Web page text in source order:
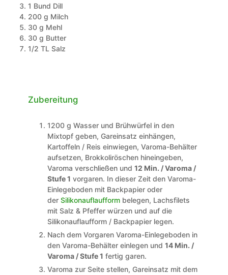
1 Bund Dill
200 g Milch
30 g Mehl
30 g Butter
1/2 TL Salz
Zubereitung
1200 g Wasser und Brühwürfel in den
Mixtopf geben, Gareinsatz einhängen,
Kartoffeln / Reis einwiegen, Varoma-Behälter
aufsetzen, Brokkoliröschen hineingeben,
Varoma verschließen und 12 Min. / Varoma /
Stufe 1 vorgaren. In dieser Zeit den Varoma-
Einlegeboden mit Backpapier oder
der Silikonauflaufformbelegen, Lachsfilets
mit Salz & Pfeffer würzen und auf die
Silikonauflaufform / Backpapier legen.
Nach dem Vorgaren Varoma-Einlegeboden in
den Varoma-Behälter einlegen und 14 Min. /
Varoma / Stufe 1 fertig garen.
Varoma zur Seite stellen, Gareinsatz mit dem